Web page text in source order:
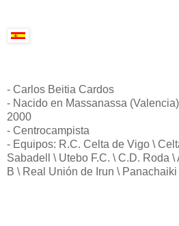
- Carlos Beitia Cardos
- Nacido en Massanassa
2000
- Centrocampista
- Equipos: R.C. Celta de Vigo \
Sabadell \ Utebo F.C. \ C.D. Roda \
B \ Real Unión de Irun \ Panachaiki